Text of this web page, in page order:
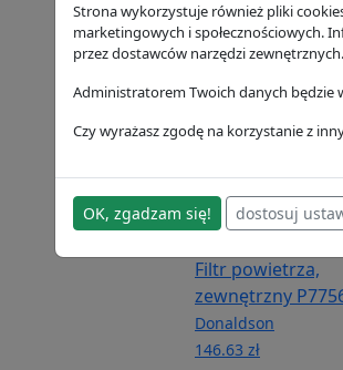
Filtr powietrza,
zewnętrzny
Donaldson
146.63 zł
Strona wykorzystuje również pliki
marketingowych i społecznościowych.
przez dostawców narzędzi zewnętrznych.
Administratorem Twoich danych będzie
Czy wyrażasz zgodę na korzystanie z
OK, zgadzam się! dostosuj